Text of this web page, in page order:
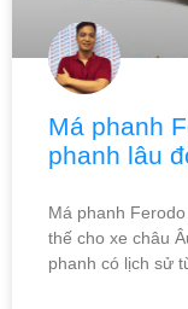
Má phanh
phanh lâu
Má phanh
thế cho xe châu
phanh có lịch sử